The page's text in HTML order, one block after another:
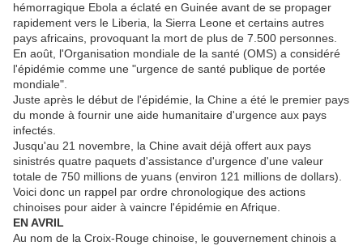
hémorragique Ebola a éclaté en Guinée avant de se propager
rapidement vers le Liberia, la Sierra Leone et certains autres
pays africains, provoquant la mort de plus de 7.500 personnes.
En août, l'Organisation mondiale de la santé (OMS) a considéré
l'épidémie comme une "urgence de santé publique de portée
mondiale".
Juste après le début de l'épidémie, la Chine a été le premier pays
du monde à fournir une aide humanitaire d'urgence aux pays
infectés.
Jusqu'au 21 novembre, la Chine avait déjà offert aux pays
sinistrés quatre paquets d'assistance d'urgence d'une valeur
totale de 750 millions de yuans (environ 121 millions de dollars).
Voici donc un rappel par ordre chronologique des actions
chinoises pour aider à vaincre l'épidémie en Afrique.
EN AVRIL
Au nom de la Croix-Rouge chinoise, le gouvernement chinois a